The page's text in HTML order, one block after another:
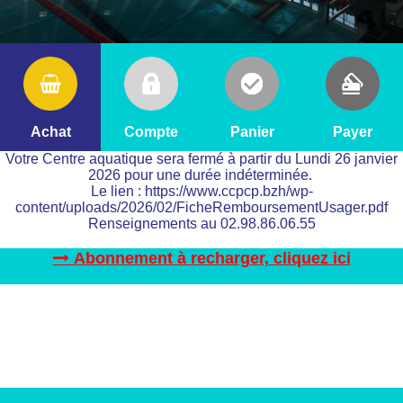
Achat Compte Panier
Payer
Votre Centre aquatique sera fermé à partir du Lundi 26 janvier
2026 pour une durée indéterminée.
Le lien : https://www.ccpcp.bzh/wp-
content/uploads/2026/02/FicheRemboursementUsager.pdf
Renseignements au 02.98.86.06.55
Abonnement à recharger, cliquez ici